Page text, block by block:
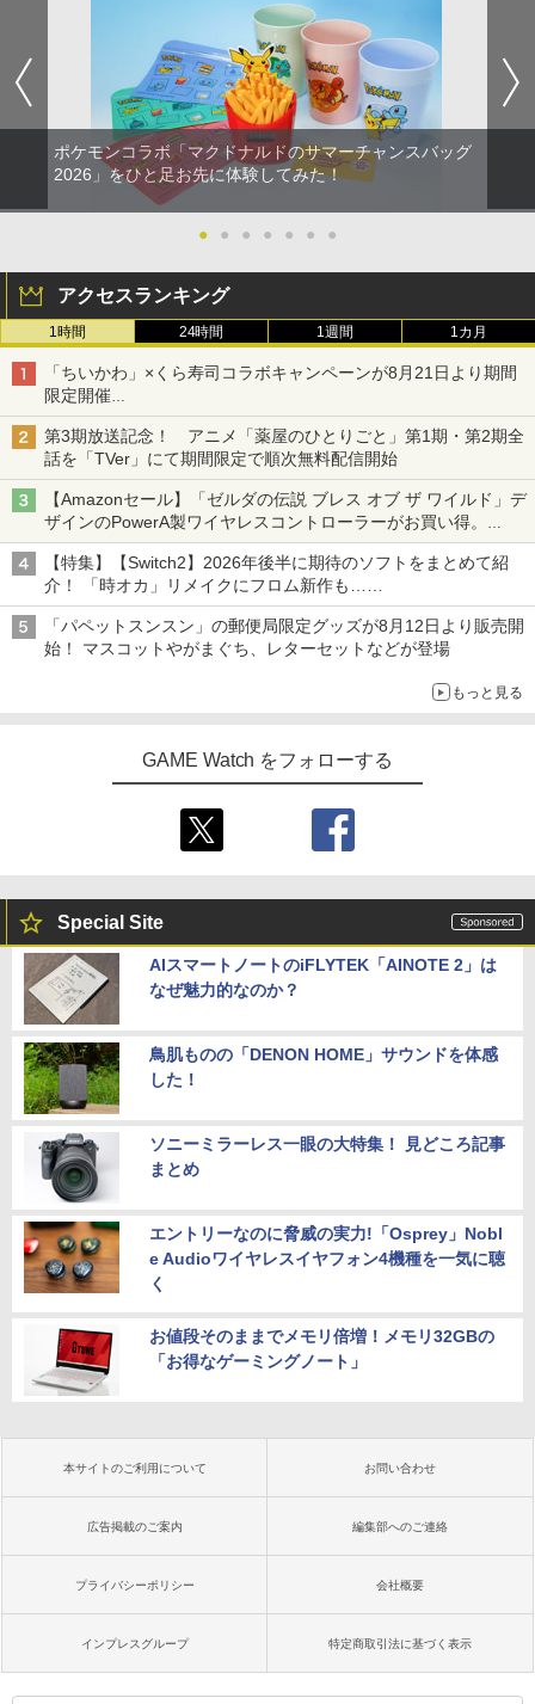
ポケモンコラボ「マクドナルドのサマーチャンスバッグ
2026」をひと足お先に体験してみた！
● ● ● ● ● ● ●
アクセスランキング
1時間 24時間 1週間 1カ月
「ちいかわ」×くら寿司コラボキャンペーンが8月21日より期間
限定開催
オリジナルの湯呑みや寿司皿が景品に登場！
第3期放送記念！ アニメ「薬屋のひとりごと」第1期・第2期全
話を「TVer」にて期間限定で順次無料配信開始
【Amazonセール】「ゼルダの伝説 ブレス オブ ザ ワイルド」デ
ザインのPowerA製ワイヤレスコントローラーがお買い得。
Switch2でも使用可能
【特集】【Switch2】2026年後半に期待のソフトをまとめて紹
介！ 「時オカ」リメイクにフロム新作も……
「パペットスンスン」の郵便局限定グッズが8月12日より販売開
始！ マスコットやがまぐち、レターセットなどが登場
もっと見る
GAME Watch をフォローする
Special Site
AIスマートノートのiFLYTEK「AINOTE 2」は
なぜ魅力的なのか？
鳥肌ものの「DENON HOME」サウンドを体感
した！
ソニーミラーレス一眼の大特集！ 見どころ記事
まとめ
エントリーなのに脅威の実力!「Osprey」Nobl
e Audioワイヤレスイヤフォン4機種を一気に聴
く
お値段そのままでメモリ倍増！メモリ32GBの
「お得なゲーミングノート」
本サイトのご利用について お問い合わせ
広告掲載のご案内 編集部へのご連絡
プライバシーポリシー 会社概要
インプレスグループ 特定商取引法に基づく表示